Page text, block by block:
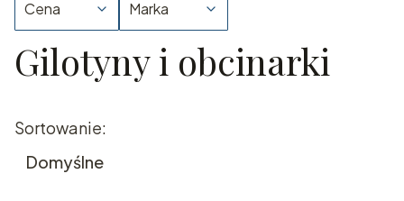
Cena Marka
Koniec filtrów
Gilotyny i obcinarki
Lista produktów
Sortowanie:
Domyślne